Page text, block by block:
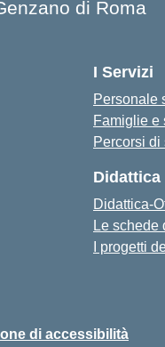
di Roma
I Servizi
Personale
Famiglie e
Percorsi di
Didattica
Didattica-
Le schede
I progetti
di accessibilità